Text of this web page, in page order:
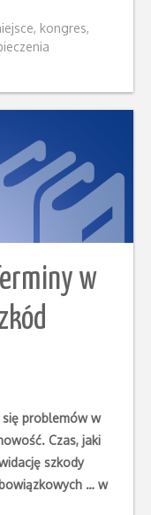
, kongres,
w
się problemów w
Czas, jaki
szkody
… w